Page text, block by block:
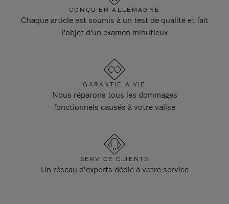
CONÇU EN ALLEMAGNE
Chaque article est soumis à un test de qualité et fait
l'objet d'un examen minutieux
GARANTIE À VIE
Nous réparons tous les dommages
fonctionnels causés à votre valise
SERVICE CLIENTS
Un réseau d’experts dédié à votre service